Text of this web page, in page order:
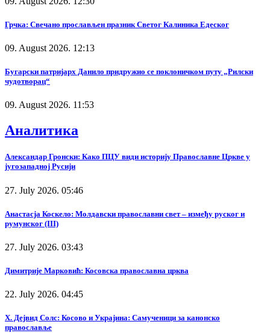
Грчка: Свечано прослављен празник Светог Калиника Едеског
09. August 2026. 12:13
Бугарски патријарх Данило придружио се поклоничком путу „Рилски
чудотворац“
09. August 2026. 11:53
Аналитика
Александар Гронски: Како ПЦУ види историју Православне Цркве у
југозападној Русији
27. July 2026. 05:46
Анастасја Коскело: Молдавски православни свет – између руског и
румунског (III)
27. July 2026. 03:43
Димитрије Марковић: Косовска православна црква
22. July 2026. 04:45
Х. Дејвид Солс: Косово и Украјина: Самученици за канонско
православље